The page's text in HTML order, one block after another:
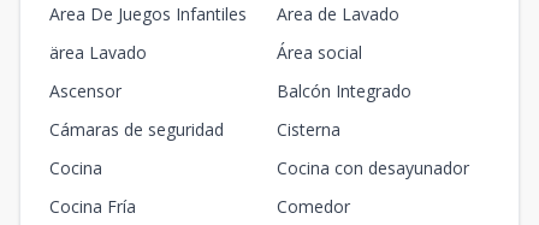
Area De Juegos Infantiles
Area de Lavado
ärea Lavado
Área social
Ascensor
Balcón Integrado
Cámaras de seguridad
Cisterna
Cocina
Cocina con desayunador
Cocina Fría
Comedor